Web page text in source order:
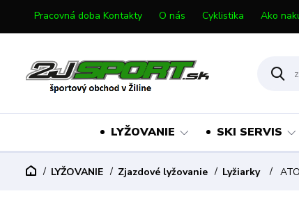
Pracovná doba Kontakty O nás Cyklistika Ako
LYŽOVANIE SKI SERVIS
LYŽOVANIE Zjazdové lyžovanie Lyžiarky